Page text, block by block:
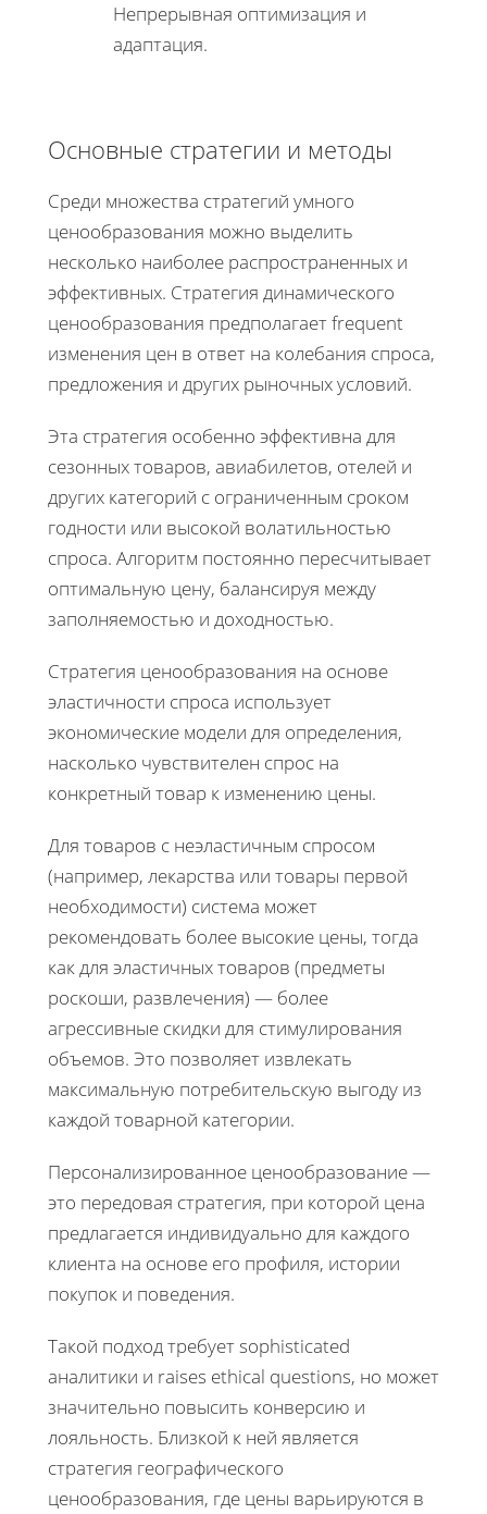
Непрерывная оптимизация и
адаптация.
Основные стратегии и методы
Среди множества стратегий умного
ценообразования можно выделить
несколько наиболее распространенных и
эффективных. Стратегия динамического
ценообразования предполагает frequent
изменения цен в ответ на колебания спроса,
предложения и других рыночных условий.
Эта стратегия особенно эффективна для
сезонных товаров, авиабилетов, отелей и
других категорий с ограниченным сроком
годности или высокой волатильностью
спроса. Алгоритм постоянно пересчитывает
оптимальную цену, балансируя между
заполняемостью и доходностью.
Стратегия ценообразования на основе
эластичности спроса использует
экономические модели для определения,
насколько чувствителен спрос на
конкретный товар к изменению цены.
Для товаров с неэластичным спросом
(например, лекарства или товары первой
необходимости) система может
рекомендовать более высокие цены, тогда
как для эластичных товаров (предметы
роскоши, развлечения) — более
агрессивные скидки для стимулирования
объемов. Это позволяет извлекать
максимальную потребительскую выгоду из
каждой товарной категории.
Персонализированное ценообразование —
это передовая стратегия, при которой цена
предлагается индивидуально для каждого
клиента на основе его профиля, истории
покупок и поведения.
Такой подход требует sophisticated
аналитики и raises ethical questions, но может
значительно повысить конверсию и
лояльность. Близкой к ней является
стратегия географического
ценообразования, где цены варьируются в